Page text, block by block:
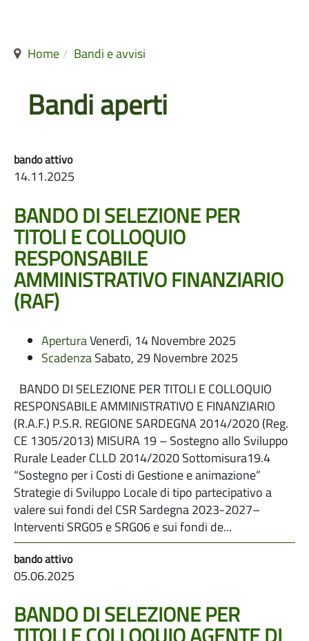
Home Bandi e avvisi
Bandi aperti
14.11.2025
BANDO DI SELEZIONE PER
TITOLI E COLLOQUIO
RESPONSABILE
AMMINISTRATIVO FINANZIARIO
(RAF)
AperturaVenerdì, 14 Novembre 2025
ScadenzaSabato, 29 Novembre 2025
BANDO DI SELEZIONE PER TITOLI E COLLOQUIO
RESPONSABILE AMMINISTRATIVO E FINANZIARIO
(R.A.F.) P.S.R. REGIONE SARDEGNA 2014/2020 (Reg.
CE 1305/2013) MISURA 19 – Sostegno allo Sviluppo
Rurale Leader CLLD 2014/2020 Sottomisura19.4
“Sostegno per i Costi di Gestione e animazione”
Strategie di Sviluppo Locale di tipo partecipativo a
valere sui fondi del CSR Sardegna 2023-2027–
Interventi SRG05 e SRG06 e sui fondi de...
05.06.2025
BANDO DI SELEZIONE PER